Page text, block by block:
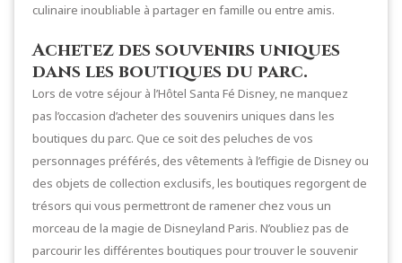
culinaire inoubliable à partager en famille ou entre amis.
Achetez des souvenirs uniques
dans les boutiques du parc.
Lors de votre séjour à l’Hôtel Santa Fé Disney, ne manquez
pas l’occasion d’acheter des souvenirs uniques dans les
boutiques du parc. Que ce soit des peluches de vos
personnages préférés, des vêtements à l’effigie de Disney ou
des objets de collection exclusifs, les boutiques regorgent de
trésors qui vous permettront de ramener chez vous un
morceau de la magie de Disneyland Paris. N’oubliez pas de
parcourir les différentes boutiques pour trouver le souvenir